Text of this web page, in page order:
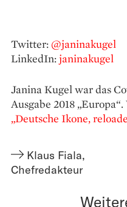
Twitter: @janinakugel
LinkedIn: janinakugel
Janina Kugel war das
Ausgabe 2018
„Deutsche Ikone,
Klaus Fiala,
Chefredakteur